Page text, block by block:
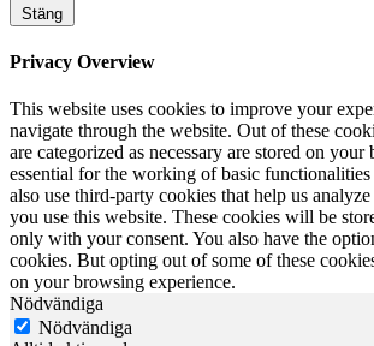
Stäng
Privacy Overview
This website uses cookies to improve your
navigate through the website. Out of these
are categorized as necessary are stored on your
essential for the working of basic
also use third-party cookies that help us
you use this website. These cookies will be
only with your consent. You also have the
cookies. But opting out of some of these
on your browsing experience.
Nödvändiga
Nödvändiga